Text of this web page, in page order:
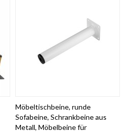
Möbeltischbeine, runde
Sofabeine, Schrankbeine aus
Metall, Möbelbeine für